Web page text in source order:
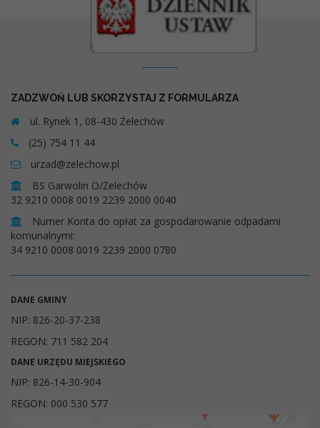
ZADZWOŃ LUB SKORZYSTAJ Z FORMULARZA
ul. Rynek 1, 08-430 Żelechów
(25) 754 11 44
urzad@zelechow.pl
BS Garwolin O/Żelechów
32 9210 0008 0019 2239 2000 0040
Numer Konta do opłat za gospodarowanie odpadami
komunalnymi:
34 9210 0008 0019 2239 2000 0780
DANE GMINY
NIP: 826-20-37-238
REGON: 711 582 204
DANE URZĘDU MIEJSKIEGO
NIP: 826-14-30-904
REGON: 000 530 577